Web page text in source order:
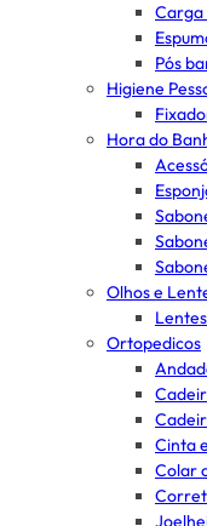
Pós
Higiene
Hora do
Olhos e
Lentes
Ortopedicos
Cinta
Colar